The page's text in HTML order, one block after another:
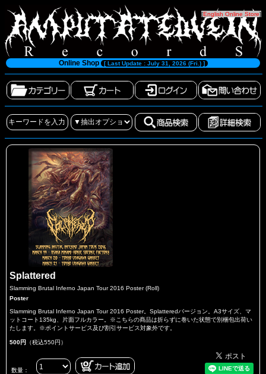
[English Online Store]
Online Shop [ Last Update : July 31, 2026 (Fri.) ]
Splattered
Slamming Brutal Inferno Japan Tour 2016 Poster (Roll)
Poster
Slamming Brutal Inferno Japan Tour 2016 Poster。Splatteredバージョン。A3サイズ、マ
ットコート135kg、片面フルカラー。※こちらの商品は折らずに巻いた状態で別梱包出荷い
たします。※ポイントサービス及び割引サービス対象外です。
500円 （税込550円）
数量：